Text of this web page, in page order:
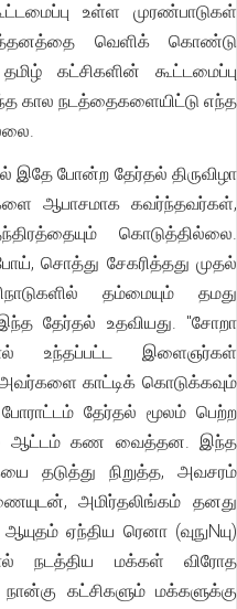
உள்ள முரண்பாடுகள்
வெளிக் கொண்டு
கட்சிகளின் கூட்டமைப்பு
கால நடத்தைகளையிட்டு எந்த
இதே போன்ற தேர்தல் திருவிழா
ஆபாசமாக கவர்ந்தவர்கள்,
கொடுத்தில்லை.
சொத்து சேகரித்தது முதல்
தம்மையும் தமது
தேர்தல் உதவியது. "சோறா
உந்தப்பட்ட இளைஞர்கள்
அவர்களை காட்டிக் கொடுக்கவும்
தேர்தல் மூலம் பெற்ற
ஆட்டம் கண வைத்தன. இந்த
தடுத்து நிறுத்த, அவசரம்
அமிர்தலிங்கம் தனது
ஏந்திய ரெனா (வுநுNயு)
நடத்திய மக்கள் விரோத
கட்சிகளும் மக்களுக்கு